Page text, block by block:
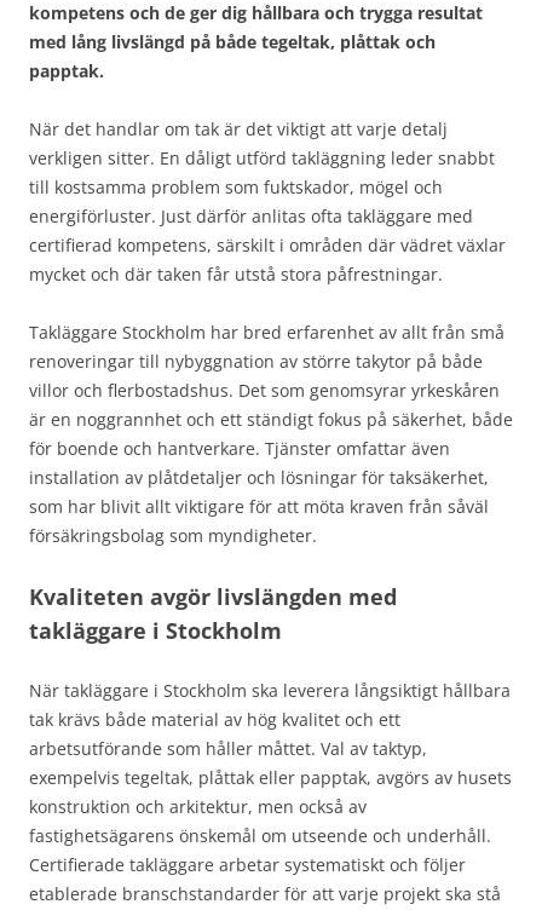
kompetens och de ger dig hållbara och trygga resultat
med lång livslängd på både tegeltak, plåttak och
papptak.
När det handlar om tak är det viktigt att varje detalj
verkligen sitter. En dåligt utförd takläggning leder snabbt
till kostsamma problem som fuktskador, mögel och
energiförluster. Just därför anlitas ofta takläggare med
certifierad kompetens, särskilt i områden där vädret växlar
mycket och där taken får utstå stora påfrestningar.
Takläggare Stockholm har bred erfarenhet av allt från små
renoveringar till nybyggnation av större takytor på både
villor och flerbostadshus. Det som genomsyrar yrkeskåren
är en noggrannhet och ett ständigt fokus på säkerhet, både
för boende och hantverkare. Tjänster omfattar även
installation av plåtdetaljer och lösningar för taksäkerhet,
som har blivit allt viktigare för att möta kraven från såväl
försäkringsbolag som myndigheter.
Kvaliteten avgör livslängden med
takläggare i Stockholm
När takläggare i Stockholm ska leverera långsiktigt hållbara
tak krävs både material av hög kvalitet och ett
arbetsutförande som håller måttet. Val av taktyp,
exempelvis tegeltak, plåttak eller papptak, avgörs av husets
konstruktion och arkitektur, men också av
fastighetsägarens önskemål om utseende och underhåll.
Certifierade takläggare arbetar systematiskt och följer
etablerade branschstandarder för att varje projekt ska stå